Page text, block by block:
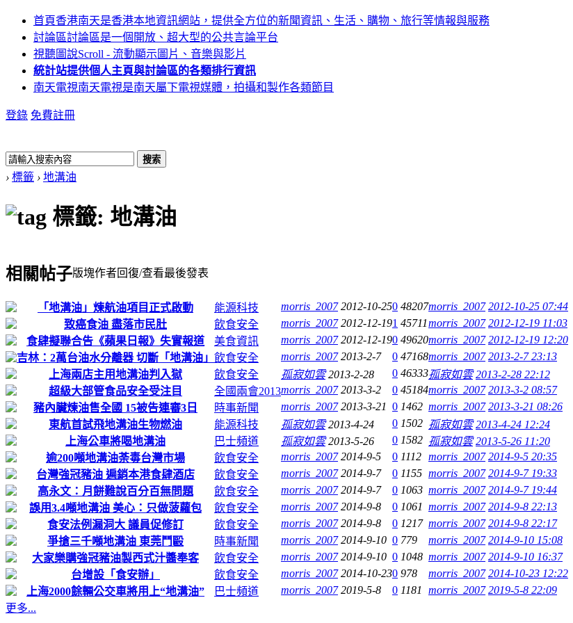
首頁香港南天是香港本地資訊網站，提供全方位的新聞資訊、生活、購物、旅行等情報與服務
討論區討論區是一個開放、超大型的公共言論平台
視聽圖說Scroll - 流動顯示圖片、音樂與影片
統計站提供個人主頁與討論區的各類排行資訊
南天電視南天電視是南天屬下電視媒體，拍攝和製作各類節目
登錄 免費註冊
搜索
› 標籤 › 地溝油
標籤: 地溝油
相關帖子版塊作者回復/查看最後發表
「地溝油」煉航油項目正式啟動 能源科技 morris_2007 2012-10-250 48207morris_2007 2012-10-25 07:44
致癌食油 盡落市民肚
飲食安全 morris_2007 2012-12-191 45711morris_2007 2012-12-19 11:03
食肆擬聯合告《蘋果日報》失實報道
美食資訊 morris_2007 2012-12-190 49620morris_2007 2012-12-19 12:20
吉林：2萬台油水分離器 切斷「地溝油」 飲食安全 morris_2007 2013-2-7 0 47168morris_2007 2013-2-7 23:13
上海兩店主用地溝油判入獄
飲食安全 孤寂如雲 2013-2-28 0 46333孤寂如雲 2013-2-28 22:12
超級大部管食品安全受注目
全國兩會2013morris_2007 2013-3-2 0 45184morris_2007 2013-3-2 08:57
豬內臟煉油售全國 15被告連審3日
時事新聞 morris_2007 2013-3-21 0 1462 morris_2007 2013-3-21 08:26
東航首試飛地溝油生物燃油
能源科技 孤寂如雲 2013-4-24 0 1502 孤寂如雲 2013-4-24 12:24
上海公車將喝地溝油
巴士頻道 孤寂如雲 2013-5-26 0 1582 孤寂如雲 2013-5-26 11:20
逾200噸地溝油荼毒台灣市場
飲食安全 morris_2007 2014-9-5 0 1112 morris_2007 2014-9-5 20:35
台灣強冠豬油 遍銷本港食肆酒店
飲食安全 morris_2007 2014-9-7 0 1155 morris_2007 2014-9-7 19:33
高永文：月餅難說百分百無問題
飲食安全 morris_2007 2014-9-7 0 1063 morris_2007 2014-9-7 19:44
誤用3.4噸地溝油 美心：只做菠蘿包
飲食安全 morris_2007 2014-9-8 0 1061 morris_2007 2014-9-8 22:13
食安法例漏洞大 議員促修訂
飲食安全 morris_2007 2014-9-8 0 1217 morris_2007 2014-9-8 22:17
爭搶三千噸地溝油 東莞鬥毆
時事新聞 morris_2007 2014-9-10 0 779 morris_2007 2014-9-10 15:08
大家樂購強冠豬油製西式汁醬奉客
飲食安全 morris_2007 2014-9-10 0 1048 morris_2007 2014-9-10 16:37
台增設「食安辦」
飲食安全 morris_2007 2014-10-230 978 morris_2007 2014-10-23 12:22
上海2000餘輛公交車將用上“地溝油”
巴士頻道 morris_2007 2019-5-8 0 1181 morris_2007 2019-5-8 22:09
更多...